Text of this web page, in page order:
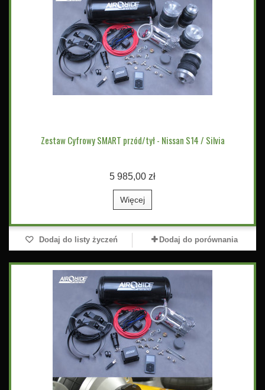
Zestaw Cyfrowy SMART przód/tył - Nissan S14 / Silvia
5 985,00 zł
Więcej
Dodaj do listy życzeń Dodaj do porównania